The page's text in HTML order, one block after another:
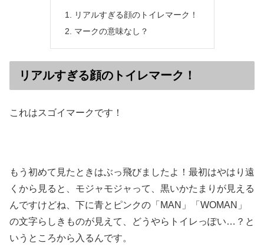
リアルすぎる顔のトイレマーク！
マークの意味なし？
リアルすぎる顔のトイレマーク！
これはスゴイマークです！
もう初めて見たときはぶっ飛びましたよ！最初はやはり遠
くから見ると、モジャモジャって、黒いかたまりが見える
んですけどね、下に青とピンクの「MAN」「WOMAN」
の文字らしきものが見えて、どうやらトイレっぽい…？と
いうところから入るんです。